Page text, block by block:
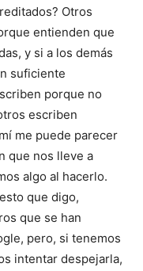
Otros
entienden que
y si a los demás
suficiente
porque no
escriben
me puede parecer
que nos lleve a
algo al hacerlo.
que digo,
que se han
pero, si tenemos
intentar despejarla,